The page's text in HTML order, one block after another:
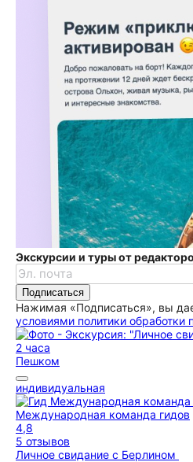
Экскурсии и туры от
Подписаться
Нажимая «Подписаться», вы
условиями политики
2 часа
Пешком
индивидуальная
Международная команда гидов
4,8
5 отзывов
Личное свидание с Берлином